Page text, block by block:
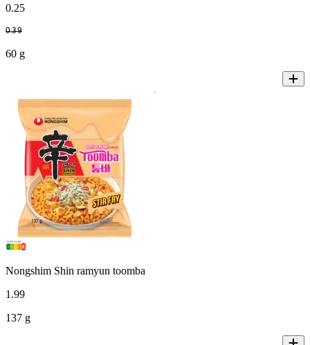
0.25
0.39
60 g
Nongshim Shin ramyun toomba
1 .99
137 g